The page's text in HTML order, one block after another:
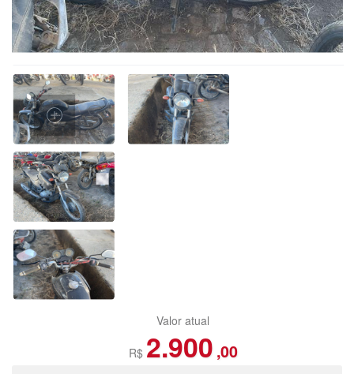
Valor atual
R$ 2.900 ,00